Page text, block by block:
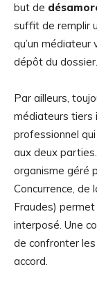
but de
suffit de remplir
qu’un
dépôt du dossier.
Par ailleurs,
médiateurs tiers
professionnel
aux deux
organisme géré
Concurrence, de
Fraudes)
interposé. Une
de confronter
accord.